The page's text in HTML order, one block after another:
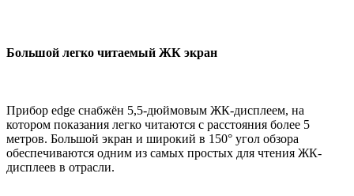
Большой легко читаемый ЖК экран
Прибор edge снабжён 5,5-дюймовым ЖК-дисплеем, на
котором показания легко читаются с расстояния более 5
метров. Большой экран и широкий в 150° угол обзора
обеспечиваются одним из самых простых для чтения ЖК-
дисплеев в отрасли.